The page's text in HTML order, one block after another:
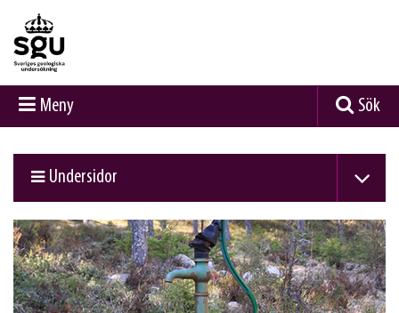
Meny Sök
Undersidor